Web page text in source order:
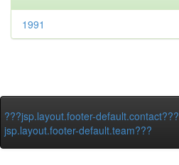
1991
???jsp.layout.footer-default.contact???
jsp.layout.footer-default.team???